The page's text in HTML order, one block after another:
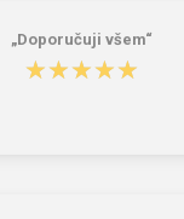
„Doporučuji všem“
★★★★★
★★★★★